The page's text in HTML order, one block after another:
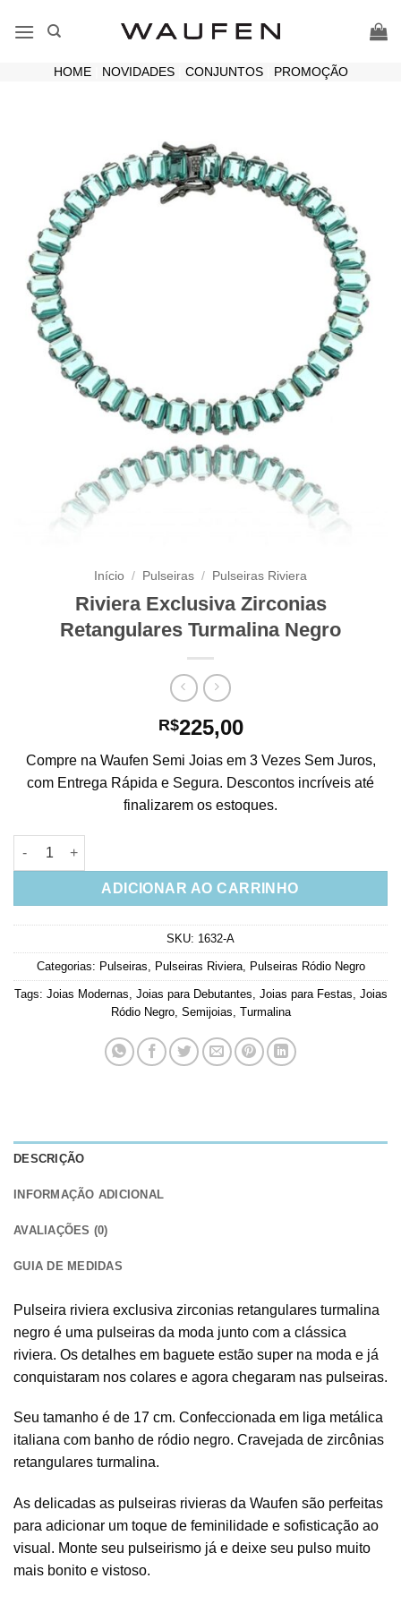
HOME| NOVIDADES| CONJUNTOS| PROMOÇÃO
Início / Pulseiras / Pulseiras Riviera
Riviera Exclusiva Zirconias
Retangulares Turmalina Negro
R$225,00
Compre na Waufen Semi Joias em 3 Vezes Sem Juros,
com Entrega Rápida e Segura. Descontos incríveis até
finalizarem os estoques.
Riviera Exclusiva Zirconias Retangulares Turmalina Negro
ADICIONAR AO CARRINHO
SKU: 1632-A
Categorias: Pulseiras Pulseiras Riviera, Pulseiras Ródio Negro
Tags: Joias Modernas Joias para Debutantes Joias para Festas Joias
Ródio Negro, Semijoias Turmalina
DESCRIÇÃO
INFORMAÇÃO ADICIONAL
AVALIAÇÕES (0)
GUIA DE MEDIDAS
Pulseira riviera exclusiva zirconias retangulares turmalina
negro é uma pulseiras da moda junto com a clássica
riviera. Os detalhes em baguete estão super na moda e já
conquistaram nos colares e agora chegaram nas pulseiras.
Seu tamanho é de 17 cm. Confeccionada em liga metálica
italiana com banho de ródio negro. Cravejada de zircônias
retangulares turmalina.
As delicadas as pulseiras rivieras da Waufen são perfeitas
para adicionar um toque de feminilidade e sofisticação ao
visual. Monte seu pulseirismo já e deixe seu pulso muito
mais bonito e vistoso.